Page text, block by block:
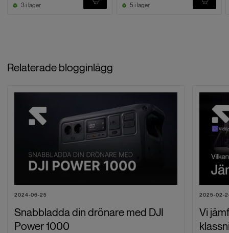
3 i lager 5 i lager
Relaterade blogginlägg
2024-06-25
Snabbladda din drönare med DJI
Power 1000
2025-02-
Vi